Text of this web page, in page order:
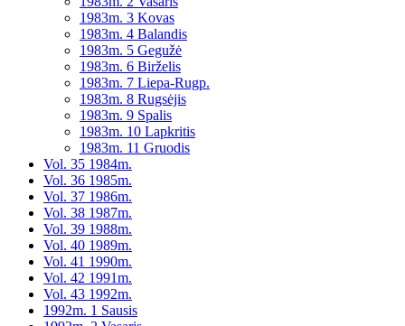
1983m. 3 Kovas
1983m. 4 Balandis
1983m. 5 Gegužė
1983m. 6 Birželis
1983m. 7 Liepa-Rugp.
1983m. 8 Rugsėjis
1983m. 9 Spalis
1983m. 10 Lapkritis
1983m. 11 Gruodis
Vol. 35 1984m.
Vol. 36 1985m.
Vol. 37 1986m.
Vol. 38 1987m.
Vol. 39 1988m.
Vol. 40 1989m.
Vol. 41 1990m.
Vol. 42 1991m.
Vol. 43 1992m.
1992m. 1 Sausis